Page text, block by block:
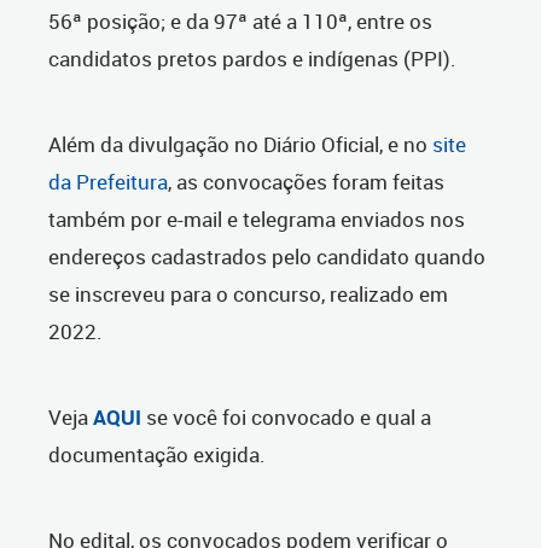
56ª posição; e da 97ª até a 110ª, entre os
candidatos pretos pardos e indígenas (PPI).
Além da divulgação no Diário Oficial, e no site
da Prefeitura, as convocações foram feitas
também por e-mail e telegrama enviados nos
endereços cadastrados pelo candidato quando
se inscreveu para o concurso, realizado em
2022.
VejaAQUI se você foi convocado e qual a
documentação exigida.
No edital, os convocados podem verificar o